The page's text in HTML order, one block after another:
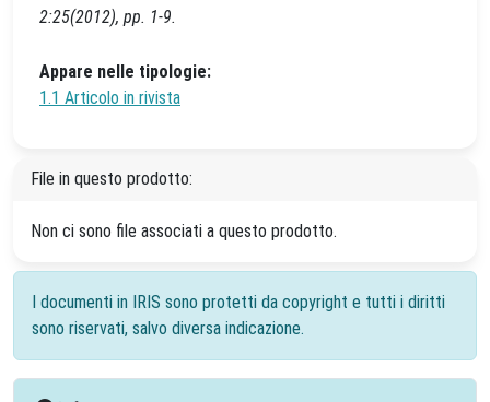
2:25(2012), pp. 1-9.
Appare nelle tipologie:
1.1 Articolo in rivista
File in questo prodotto:
Non ci sono file associati a questo prodotto.
I documenti in IRIS sono protetti da copyright e tutti i diritti
sono riservati, salvo diversa indicazione.